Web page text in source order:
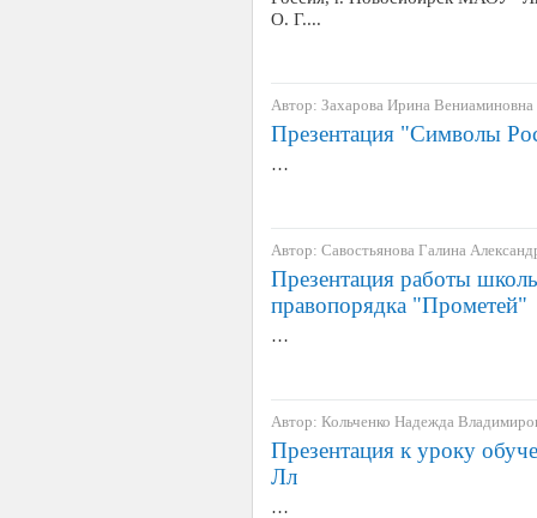
О. Г....
Автор: Захарова Ирина Вениаминовна
Презентация "Символы
…
Автор: Савостьянова Галина
Презентация работы
правопорядка "Прометей"
…
Автор: Кольченко Надежда
Презентация к уроку
Лл
…